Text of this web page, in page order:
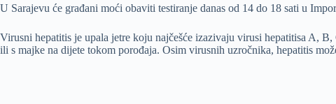
U Sarajevu će građani moći obaviti testiranje danas od 14 do 18 sati u
Virusni hepatitis je upala jetre koju najčešće izazivaju virusi hepatitisa A,
ili s majke na dijete tokom porođaja. Osim virusnih uzročnika, hepatitis